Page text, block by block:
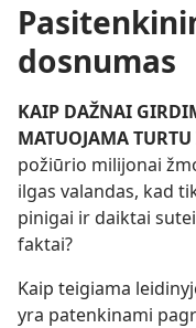
dosnumas
KAIP DAŽNAI
MATUOJAMA
požiūrio milijonai
ilgas valandas, kad
pinigai ir daiktai
faktai?
Kaip teigiama
yra patenkinami